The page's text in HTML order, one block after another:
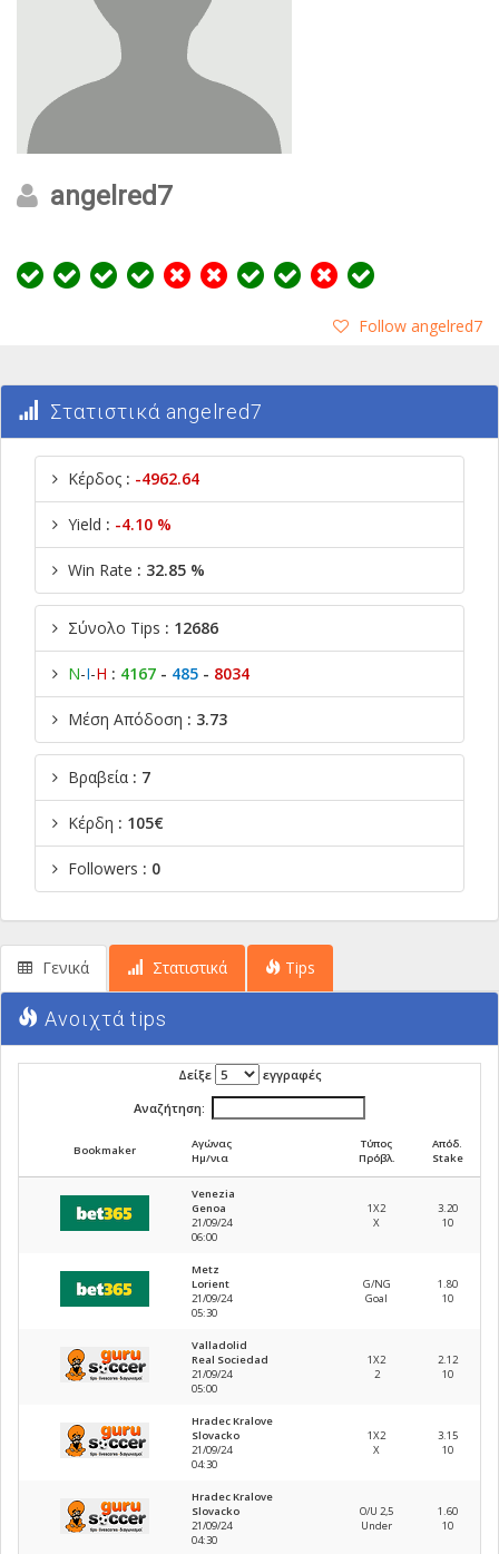
angelred7
Follow angelred7
Στατιστικά angelred7
Κέρδος : -4962.64
Yield : -4.10 %
Win Rate : 32.85 %
Σύνολο Tips : 12686
Ν-Ι-Η : 4167 - 485 - 8034
Μέση Απόδοση : 3.73
Βραβεία : 7
Κέρδη : 105€
Followers : 0
Γενικά Στατιστικά Tips
Ανοιχτά tips
Δείξε εγγραφές
Αναζήτηση:
Bookmaker
Αγώνας
Ημ/νια
Τύπος
Πρόβλ.
Απόδ.
Stake
Venezia
Genoa
21/09/24
06:00
1X2
X
3.20
10
Metz
Lorient
21/09/24
05:30
G/NG
Goal
1.80
10
Valladolid
Real Sociedad
21/09/24
05:00
1X2
2
2.12
10
Hradec Kralove
Slovacko
21/09/24
04:30
1X2
X
3.15
10
Hradec Kralove
Slovacko
21/09/24
04:30
O/U 2,5
Under
1.60
10